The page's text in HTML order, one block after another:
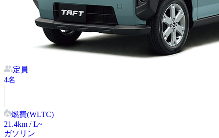
定員
4名
燃費(WLTC)
21.4km / L~
ガソリン